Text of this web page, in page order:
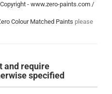
- www.zero-paints.com /
Colour Matched Paints please
and require
specified